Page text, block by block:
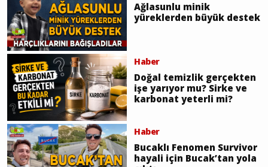
Ağlasunlu minik
yüreklerden büyük destek
Haber
Doğal temizlik gerçekten
işe yarıyor mu? Sirke ve
karbonat yeterli mi?
Haber
Bucaklı Fenomen Survivor
hayali için Bucak’tan yola